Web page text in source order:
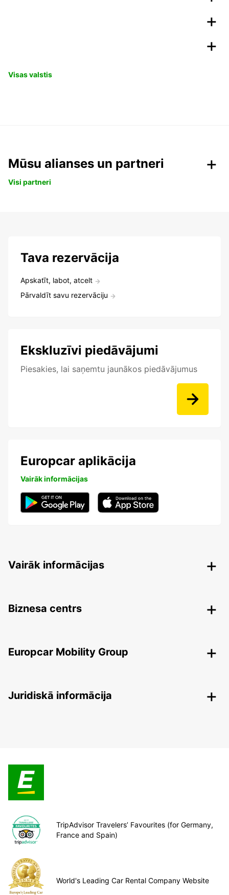
Visas valstis
Mūsu alianses un partneri
Visi partneri
Tava rezervācija
Apskatīt, labot, atcelt
Pārvaldīt savu rezervāciju
Ekskluzīvi piedāvājumi
Piesakies, lai saņemtu jaunākos piedāvājumus
Europcar aplikācija
Vairāk informācijas
Vairāk informācijas
Biznesa centrs
Europcar Mobility Group
Juridiskā informācija
TripAdvisor Travelers’ Favourites (for Germany,
France and Spain)
World's Leading Car Rental Company Website